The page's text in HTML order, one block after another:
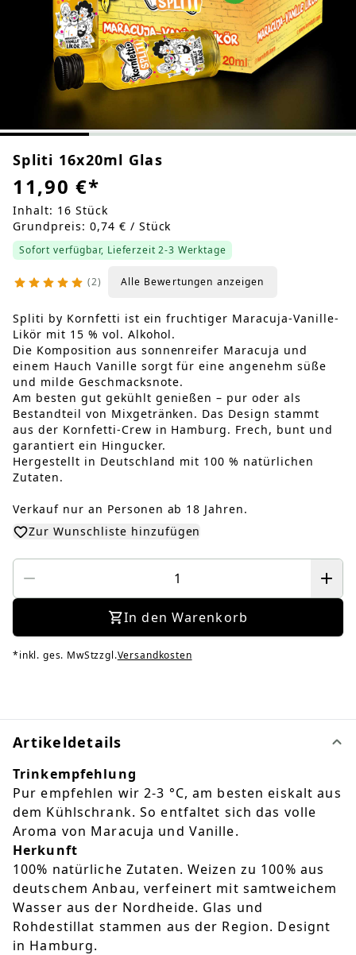
Spliti 16x20ml Glas
11,90 €*
Inhalt: 16 Stück
Grundpreis: 0,74 € / Stück
Sofort verfügbar, Lieferzeit 2-3 Werktage
2 Alle Bewertungen anzeigen
Spliti by Kornfetti ist ein fruchtiger Maracuja-Vanille-
Likör mit 15 % vol. Alkohol.
Die Komposition aus sonnenreifer Maracuja und
einem Hauch Vanille sorgt für eine angenehm süße
und milde Geschmacksnote.
Am besten gut gekühlt genießen – pur oder als
Bestandteil von Mixgetränken. Das Design stammt
aus der Kornfetti-Crew in Hamburg. Frech, bunt und
garantiert ein Hingucker.
Hergestellt in Deutschland mit 100 % natürlichen
Zutaten.
Verkauf nur an Personen ab 18 Jahren.
Zur Wunschliste hinzufügen
In den Warenkorb
*inkl. ges. MwStzzgl.Versandkosten
Artikeldetails
Trinkempfehlung
Pur empfehlen wir 2-3 °C, am besten eiskalt aus
dem Kühlschrank. So entfaltet sich das volle
Aroma von Maracuja und Vanille.
Herkunft
100% natürliche Zutaten. Weizen zu 100% aus
deutschem Anbau, verfeinert mit samtweichem
Wasser aus der Nordheide. Glas und
Rohdestillat stammen aus der Region. Designt
in Hamburg.